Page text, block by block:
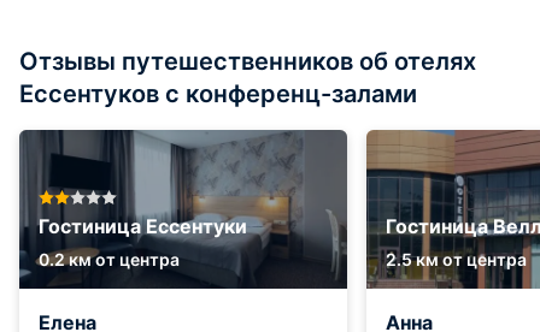
Отзывы путешественников об отелях
Ессентуков с конференц-залами
Гостиница Ессентуки
0.2 км от центра
Елена
Гостиница
2.5 км от центра
Анна